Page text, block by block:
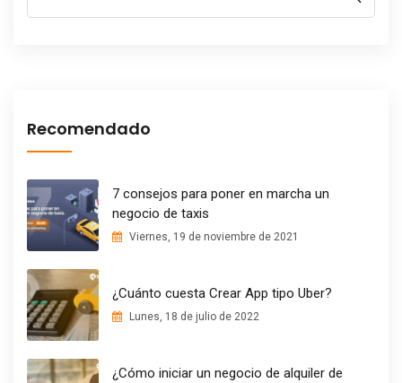
Recomendado
7 consejos para poner en marcha un
negocio de taxis
Viernes, 19 de noviembre de 2021
¿Cuánto cuesta Crear App tipo Uber?
Lunes, 18 de julio de 2022
¿Cómo iniciar un negocio de alquiler de